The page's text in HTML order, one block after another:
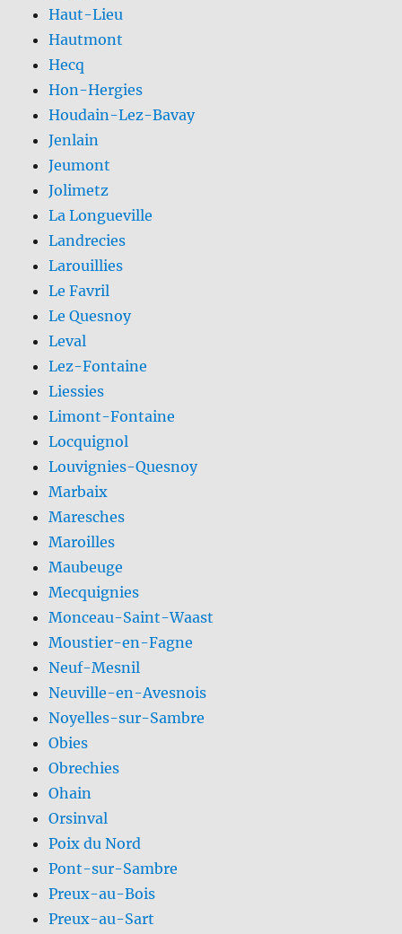
Haut-Lieu
Hautmont
Hecq
Hon-Hergies
Houdain-Lez-Bavay
Jenlain
Jeumont
Jolimetz
La Longueville
Landrecies
Larouillies
Le Favril
Le Quesnoy
Leval
Lez-Fontaine
Liessies
Limont-Fontaine
Locquignol
Louvignies-Quesnoy
Marbaix
Maresches
Maroilles
Maubeuge
Mecquignies
Monceau-Saint-Waast
Moustier-en-Fagne
Neuf-Mesnil
Neuville-en-Avesnois
Noyelles-sur-Sambre
Obies
Obrechies
Ohain
Orsinval
Poix du Nord
Pont-sur-Sambre
Preux-au-Bois
Preux-au-Sart